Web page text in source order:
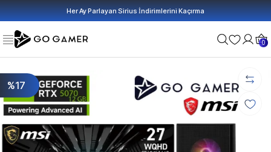
Her Ay Parlayan Sirius İndirimlerini Kaçırma
0
%17